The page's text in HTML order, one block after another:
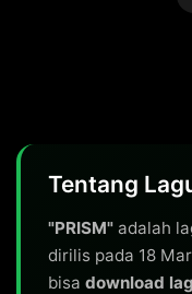
Tentang
"PRISM" adalah
dirilis pada 18
bisa download